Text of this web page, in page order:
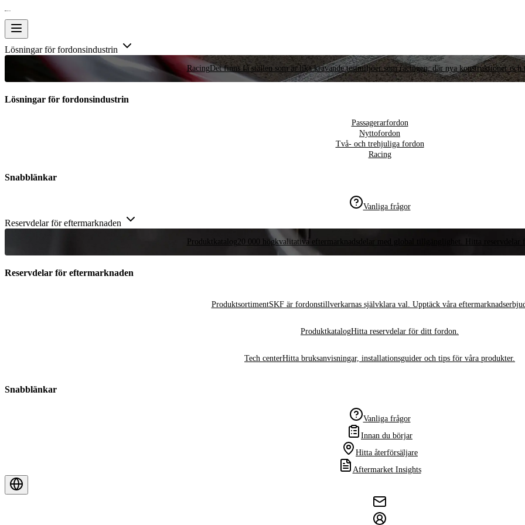
Lösningar för fordonsindustrin
RacingDet finns få ställen som är lika krävande testmiljöer som racingen, där nya konstruktioner och
Lösningar för fordonsindustrin
Passagerarfordon
Nyttofordon
Två- och trehjuliga fordon
Racing
Snabblänkar
Vanliga frågor
Reservdelar för eftermarknaden
Produktkatalog20 000 högkvalitativa eftermarknadsdelar med global tillgänglighet. Hitta reservdelar
Reservdelar för eftermarknaden
ProduktsortimentSKF är fordonstillverkarnas självklara val. Upptäck våra
ProduktkatalogHitta reservdelar för ditt fordon.
Tech centerHitta bruksanvisningar, installationsguider och tips för våra produkter.
Snabblänkar
Vanliga frågor
Innan du börjar
Hitta återförsäljare
Aftermarket Insights